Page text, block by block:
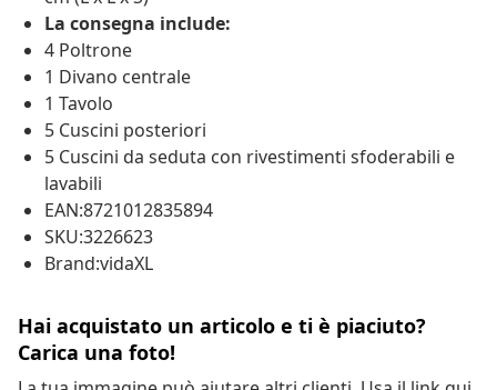
La consegna include:
4 Poltrone
1 Divano centrale
1 Tavolo
5 Cuscini posteriori
5 Cuscini da seduta con rivestimenti sfoderabili e
lavabili
EAN:8721012835894
SKU:3226623
Brand:vidaXL
Hai acquistato un articolo e ti è piaciuto?
Carica una foto!